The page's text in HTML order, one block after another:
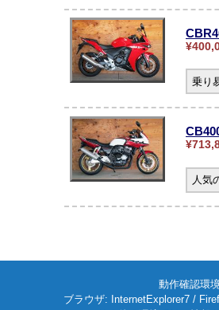
乗り
人気
動作確認環
ブラウザ: InternetExplorer7 /